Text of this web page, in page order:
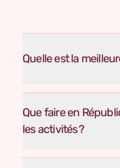
Quelle est la
Que faire en
les activités ?